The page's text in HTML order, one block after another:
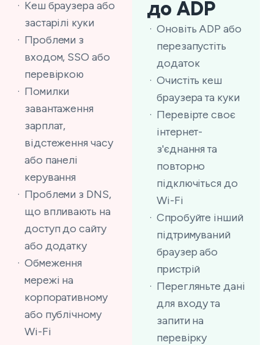
Кеш браузера або
застарілі куки
Проблеми з
входом, SSO або
перевіркою
Помилки
завантаження
зарплат,
відстеження часу
або панелі
керування
Проблеми з DNS,
що впливають на
доступ до сайту
або додатку
Обмеження
мережі на
корпоративному
або публічному
Wi-Fi
до ADP
Оновіть ADP або
перезапустіть
додаток
Очистіть кеш
браузера та куки
Перевірте своє
інтернет-
з'єднання та
повторно
підключіться до
Wi-Fi
Спробуйте інший
підтримуваний
браузер або
пристрій
Перегляньте дані
для входу та
запити на
перевірку